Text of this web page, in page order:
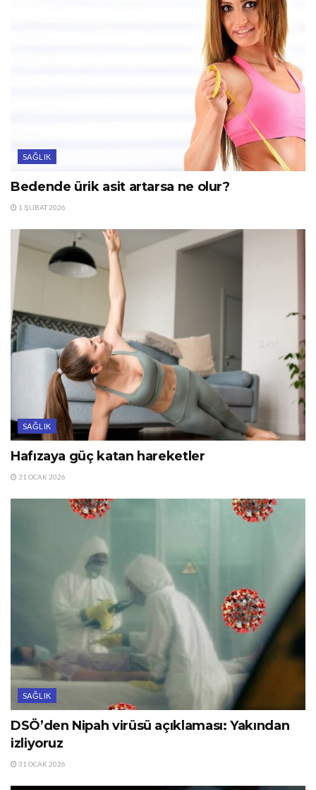
SAĞLIK
Bedende ürik asit artarsa ne olur?
1 ŞUBAT 2026
SAĞLIK
Hafızaya güç katan hareketler
31 OCAK 2026
SAĞLIK
DSÖ’den Nipah virüsü açıklaması: Yakından
izliyoruz
31 OCAK 2026